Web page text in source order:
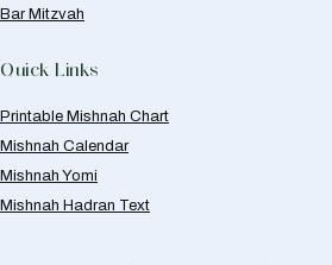
Bar Mitzvah
Quick Links
Printable Mishnah Chart
Mishnah Calendar
Mishnah Yomi
Mishnah Hadran Text